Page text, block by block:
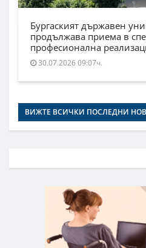
Бургаският държавен
продължава приема в
професионална
30.07.2026 09:07ч.
ВИЖТЕ ВСИЧКИ ПОСЛЕДНИ